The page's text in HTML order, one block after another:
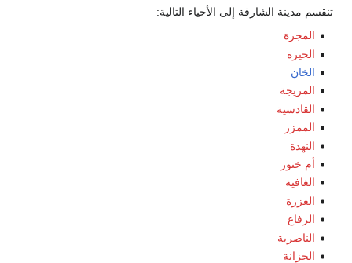
تنقسم مدينة الشارقة إلى الأحياء التالية:
المجرة
الحيرة
الخان
المريجة
القادسية
الممزر
النهدة
أم خنور
الغافية
العزرة
الرفاع
الناصرية
الحزانة